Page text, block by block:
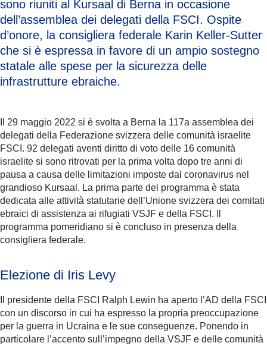
sono riuniti al Kursaal di Berna in occasione
dell’assemblea dei delegati della FSCI. Ospite
d’onore, la consigliera federale Karin Keller-Sutter
che si è espressa in favore di un ampio sostegno
statale alle spese per la sicurezza delle
infrastrutture ebraiche.
Il 29 maggio 2022 si è svolta a Berna la 117a assemblea dei
delegati della Federazione svizzera delle comunità israelite
FSCI. 92 delegati aventi diritto di voto delle 16 comunità
israelite si sono ritrovati per la prima volta dopo tre anni di
pausa a causa delle limitazioni imposte dal coronavirus nel
grandioso Kursaal. La prima parte del programma è stata
dedicata alle attività statutarie dell’Unione svizzera dei comitati
ebraici di assistenza ai rifugiati VSJF e della FSCI. Il
programma pomeridiano si è concluso in presenza della
consigliera federale.
Elezione di Iris Levy
Il presidente della FSCI Ralph Lewin ha aperto l’AD della FSCI
con un discorso in cui ha espresso la propria preoccupazione
per la guerra in Ucraina e le sue conseguenze. Ponendo in
particolare l’accento sull’impegno della VSJF e delle comunità